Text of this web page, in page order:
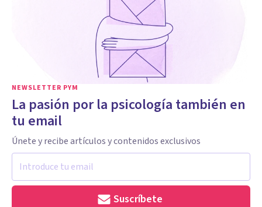
NEWSLETTER PYM
La pasión por la psicología también en
tu email
Únete y recibe artículos y contenidos exclusivos
Suscríbete